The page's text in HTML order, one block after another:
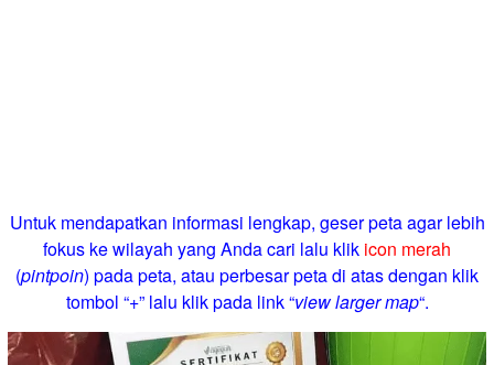
Untuk mendapatkan informasi lengkap, geser peta agar lebih
fokus ke wilayah yang Anda cari lalu klik icon merah
(pintpoin) pada peta, atau perbesar peta di atas dengan klik
tombol “+” lalu klik pada link “view larger map“.